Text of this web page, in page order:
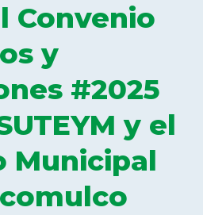
Convenio
y
#2025
y el
Municipal